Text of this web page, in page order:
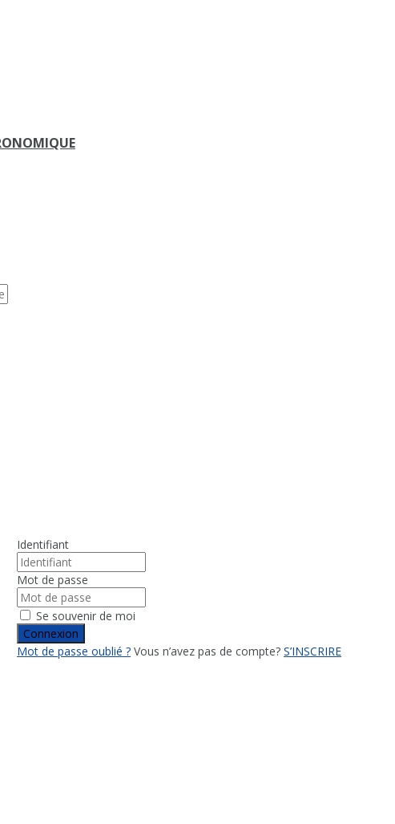
Identifiant
Mot de passe
Se souvenir de moi
Connexion
Mot de passe oublié ? Vous n’avez pas de compte? S’INSCRIRE